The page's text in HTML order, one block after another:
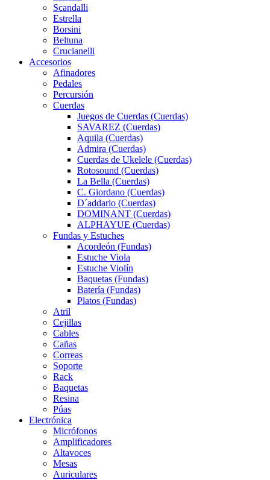
Scandalli
Estrella
Borsini
Beltuna
Crucianelli
Accesorios
Afinadores
Pedales
Percursión
Cuerdas
Juegos de Cuerdas (Cuerdas)
SAVAREZ (Cuerdas)
Aquila (Cuerdas)
Admira (Cuerdas)
Cuerdas de Ukelele (Cuerdas)
Rotosound (Cuerdas)
La Bella (Cuerdas)
C. Giordano (Cuerdas)
D´addario (Cuerdas)
DOMINANT (Cuerdas)
ALPHAYUE (Cuerdas)
Fundas y Estuches
Acordeón (Fundas)
Estuche Viola
Estuche Violín
Baquetas (Fundas)
Batería (Fundas)
Platos (Fundas)
Atril
Cejillas
Cables
Cañas
Correas
Soporte
Rack
Baquetas
Resina
Púas
Electrónica
Micrófonos
Amplificadores
Altavoces
Mesas
Auriculares